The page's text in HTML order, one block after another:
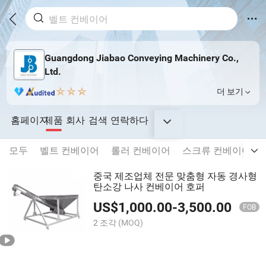
Guangdong Jiabao Conveying Machinery Co.,
Ltd.
더 보기
홈페이지제품 회사 검색 연락하다
모두 벨트 컨베이어 롤러 컨베이어 스크류 컨베이어
중국 제조업체 전문 맞춤형 자동 경사형
탄소강 나사 컨베이어 호퍼
US$1,000.00-3,500.00 FOB
2 조각 (MOQ)